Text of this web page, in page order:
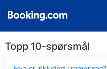
Topp 10-spørsmål